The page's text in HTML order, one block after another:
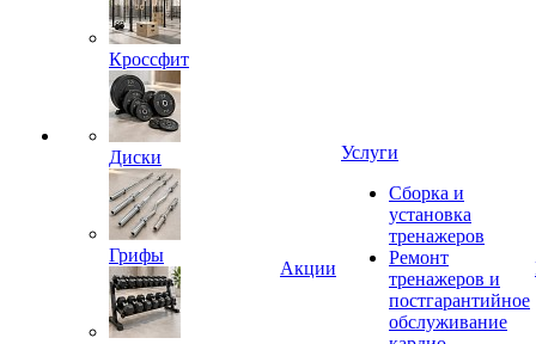
Кроссфит
Диски
Грифы
Акции
Услуги
Сборка и
установка
тренажеров
Ремонт
тренажеров и
постгарантийное
обслуживание